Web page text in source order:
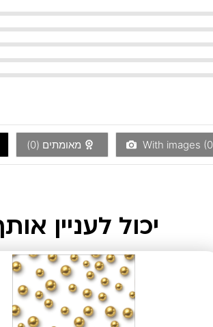
With images (0 מאומתים (0
)
יכול לעניין